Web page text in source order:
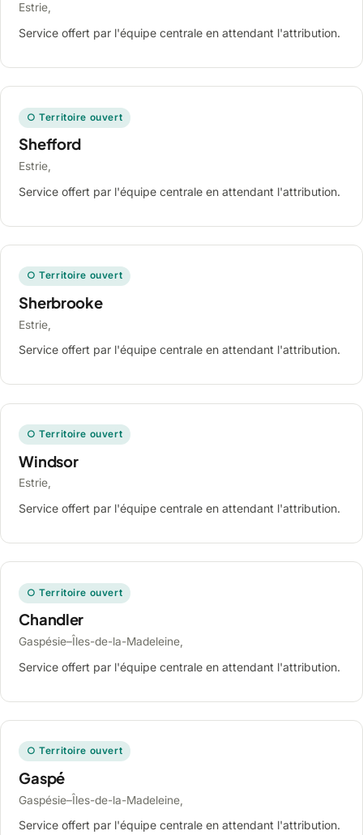
Estrie,
Service offert par l'équipe centrale en attendant l'attribution.
○ Territoire ouvert
Shefford
Estrie,
Service offert par l'équipe centrale en attendant l'attribution.
○ Territoire ouvert
Sherbrooke
Estrie,
Service offert par l'équipe centrale en attendant l'attribution.
○ Territoire ouvert
Windsor
Estrie,
Service offert par l'équipe centrale en attendant l'attribution.
○ Territoire ouvert
Chandler
Gaspésie–Îles-de-la-Madeleine,
Service offert par l'équipe centrale en attendant l'attribution.
○ Territoire ouvert
Gaspé
Gaspésie–Îles-de-la-Madeleine,
Service offert par l'équipe centrale en attendant l'attribution.